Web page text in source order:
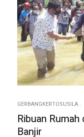
GERBANGKERTOSUSILA
Ribuan
Banjir